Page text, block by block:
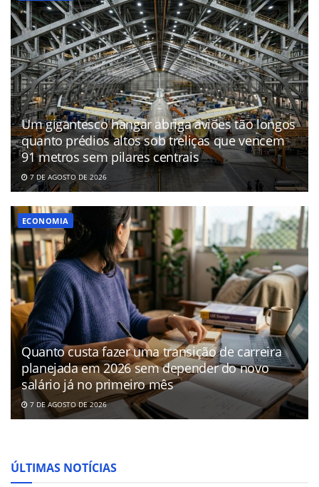
Um gigantesco hangar abriga aviões tão longos
quanto prédios altos sob treliças que vencem
91 metros sem pilares centrais
7 DE AGOSTO DE 2026
ECONOMIA
Quanto custa fazer uma transição de carreira
planejada em 2026 sem depender do novo
salário já no primeiro mês
7 DE AGOSTO DE 2026
ÚLTIMAS NOTÍCIAS